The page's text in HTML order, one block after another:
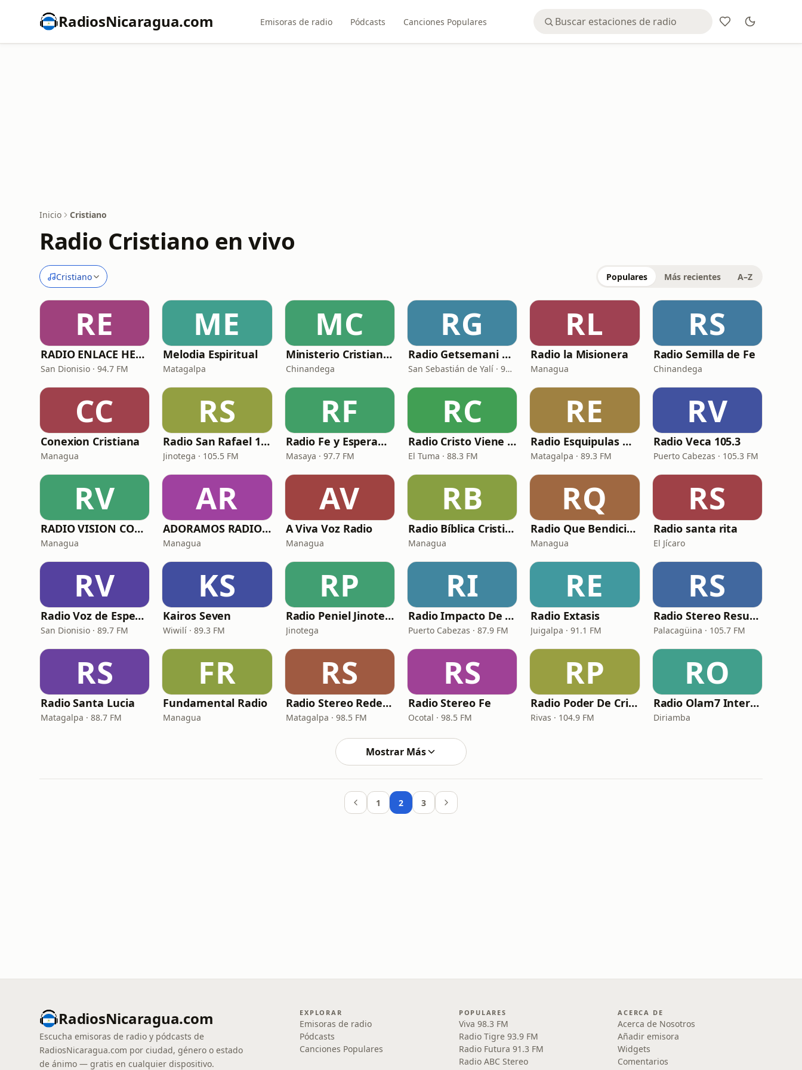
RadiosNicaragua.com Emisoras de radio Pódcasts Canciones Populares
Inicio Cristiano
Radio Cristiano en vivo
Cristiano Populares Más recientes A–Z
RE
RADIO ENLACE HERMON
San Dionisio · 94.7 FM
ME
Melodia Espiritual
Matagalpa
MC
Ministerio Cristiano Palabra de Vida y Esperanza
Chinandega
RG
Radio Getsemani 97.7
San Sebastián de Yalí · 97.7 FM
RL
Radio la Misionera
Managua
RS
Radio Semilla de Fe
Chinandega
CC
Conexion Cristiana
Managua
RS
Radio San Rafael 105.5 Fm
Jinotega · 105.5 FM
RF
Radio Fe y Esperanza 97.7 FM
Masaya · 97.7 FM
RC
Radio Cristo Viene 88.3 Fm
El Tuma · 88.3 FM
RE
Radio Esquipulas Matagalpa
Matagalpa · 89.3 FM
RV
Radio Veca 105.3
Puerto Cabezas · 105.3 FM
RV
RADIO VISION COSTEÑA
Managua
AR
ADORAMOS RADIO NICARAGUA
Managua
AV
A Viva Voz Radio
Managua
RB
Radio Bíblica Cristiana
Managua
RQ
Radio Que Bendicion
Managua
RS
Radio santa rita
El Jícaro
RV
Radio Voz de Esperanza 89.7 FM
San Dionisio · 89.7 FM
KS
Kairos Seven
Wiwilí · 89.3 FM
RP
Radio Peniel Jinotega
Jinotega
RI
Radio Impacto De Dios
Puerto Cabezas · 87.9 FM
RE
Radio Extasis
Juigalpa · 91.1 FM
RS
Radio Stereo Resurrección
Palacagüina · 105.7 FM
RS
Radio Santa Lucia
Matagalpa · 88.7 FM
FR
Fundamental Radio
Managua
RS
Radio Stereo Redención
Matagalpa · 98.5 FM
RS
Radio Stereo Fe
Ocotal · 98.5 FM
RP
Radio Poder De Cristo
Rivas · 104.9 FM
RO
Radio Olam7 Internacional
Diriamba
Mostrar Más
1 2 3
RadiosNicaragua.com
Escucha emisoras de radio y pódcasts de
RadiosNicaragua.com por ciudad, género o estado
de ánimo — gratis en cualquier dispositivo.
EXPLORAR
Emisoras de radio
Pódcasts
Canciones Populares
POPULARES
Viva 98.3 FM
Radio Tigre 93.9 FM
Radio Futura 91.3 FM
Radio ABC Stereo
ACERCA DE
Acerca de Nosotros
Añadir emisora
Widgets
Comentarios